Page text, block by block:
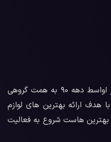
شرکت ایده آل نگار خاورمیانه در اواسط دهه ۹۰ به همت گروهی
هدف ارائه بهترین های لوازم
بهترین هاست شروع به فعالیت